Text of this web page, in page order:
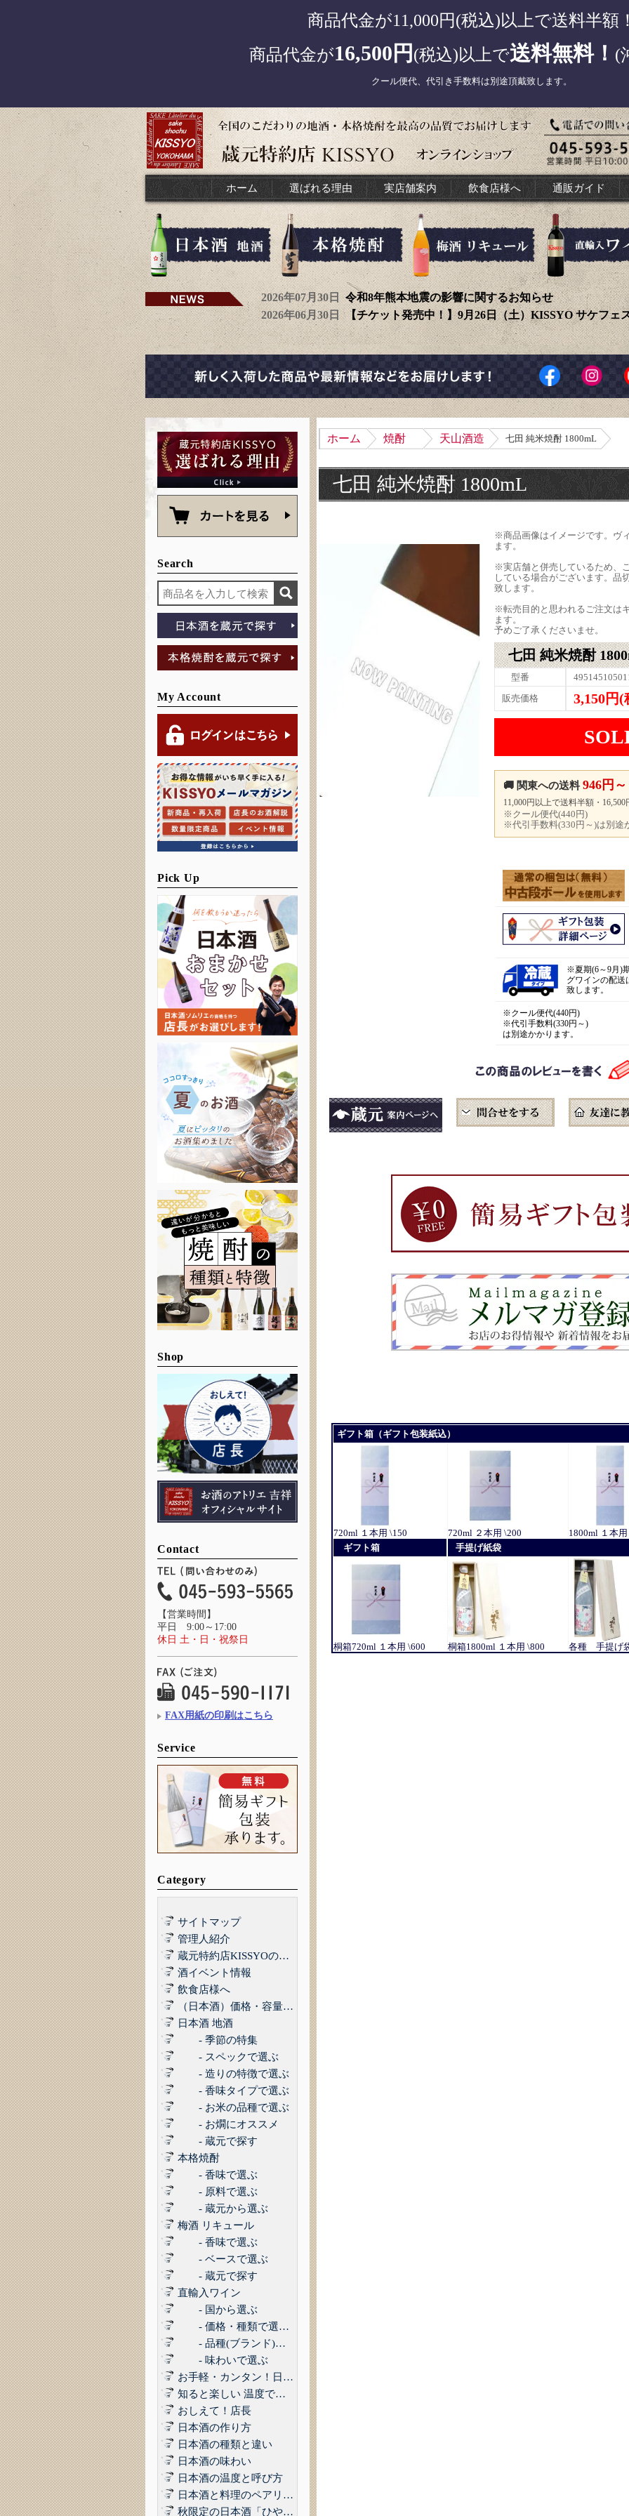
商品代金が11,000円(税込)以上で送料半額
商品代金が16,500円 (税込)以上で送料無料！ (
クール便代、代引き手数料は別途頂戴致します。
ホーム 選ばれる理由 実店舗案内 飲食店様へ 通販ガイド
2026年07月30日令和8年熊本地震の影響に関するお知らせ
2026年06月30日【チケット発売中！】9月26日（土）KISSYO サケフェ
Search
My Account
Pick Up
Shop
Contact
【営業時間】
平日 9:00～17:00
休日 土・日・祝祭日
FAX用紙の印刷はこちら
Service
Category
サイトマップ
管理人紹介
蔵元特約店KISSYOの品質管理について｜最高の品質でお届けするために
酒イベント情報
飲食店様へ
（日本酒）価格・容量で選ぶ
日本酒 地酒
- 季節の特集
- スペックで選ぶ
- 造りの特徴で選ぶ
- 香味タイプで選ぶ
- お米の品種で選ぶ
- お燗にオススメ
- 蔵元で探す
本格焼酎
- 香味で選ぶ
- 原料で選ぶ
- 蔵元から選ぶ
梅酒 リキュール
- 香味で選ぶ
- ベースで選ぶ
- 蔵元で探す
直輸入ワイン
- 国から選ぶ
- 価格・種類で選ぶ(赤,白,ロゼ,スパークリング)
- 品種(ブランド)で選ぶ
- 味わいで選ぶ
お手軽・カンタン！日本酒に合うコンビニおつまみ3選 Vol.1
知ると楽しい 温度で楽しむ日本酒
おしえて！店長
日本酒の作り方
日本酒の種類と違い
日本酒の味わい
日本酒の温度と呼び方
日本酒と料理のペアリング
秋限定の日本酒「ひやおろし」
ホーム 焼酎 天山酒造 七田 純米焼酎 1800mL
七田 純米焼酎 1800mL
※商品画像はイメージです。ヴ
ます。
※実店舗と併売しているため、
している場合がございます。品
致します。
※転売目的と思われるご注文は
ます。
予めご了承くださいませ。
七田 純米焼酎
型番
販売価格
3,150円(
🚚 関東への送料 946円～
11,000円以上で送料半額・
※クール便代(440円)
※代引手数料(330円～)は別途
※夏期(6～9月)
グワインの配送
致します。
※クール便代(440円)
※代引手数料(330円～)
は別途かかります。
ギフト箱（ギフト包装紙込）
720ml １本用 \150 720ml ２本用 \200
1800ml １本
ギフト箱
手提げ紙袋
桐箱720ml １本用 \600 桐箱1800ml １本用 \800 各種 手提げ